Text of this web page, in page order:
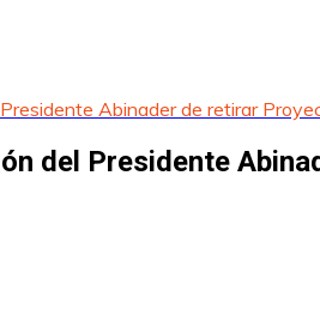
Abinader de retirar
del Presidente